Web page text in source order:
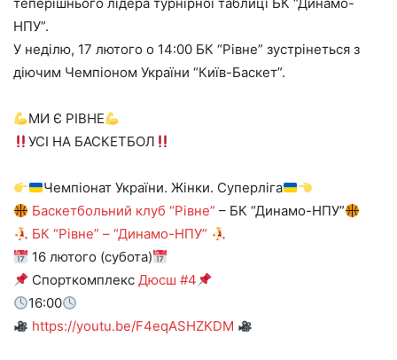
теперішнього лідера турнірної таблиці БК “Динамо-
НПУ”.
У неділю, 17 лютого о 14:00 БК “Рівне” зустрінеться з
діючим Чемпіоном України “Київ-Баскет”.
МИ Є РІВНЕ
УСІ НА БАСКЕТБОЛ
Чемпіонат України. Жінки. Суперліга
Баскетбольний клуб “Рівне” – БК “Динамо-НПУ”
БК “Рівне” – “Динамо-НПУ”
16 лютого (субота)
СпорткомплексДюсш #4
16:00
https://youtu.be/F4eqASHZKDM